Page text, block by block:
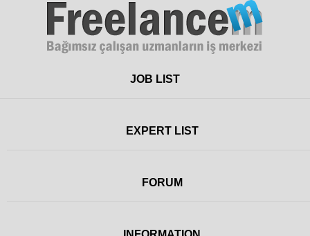
FreelanceJOB LIST
EXPERT LIST
FORUM